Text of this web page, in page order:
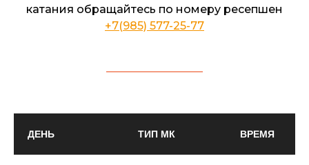
катания обращайтесь по номеру ресепшен
+7(985) 577-25-77
ДЕНЬ ТИП МК ВРЕМЯ